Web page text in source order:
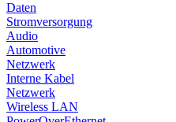
Daten
Stromversorgung
Audio
Automotive
Netzwerk
Interne Kabel
Netzwerk
Wireless LAN